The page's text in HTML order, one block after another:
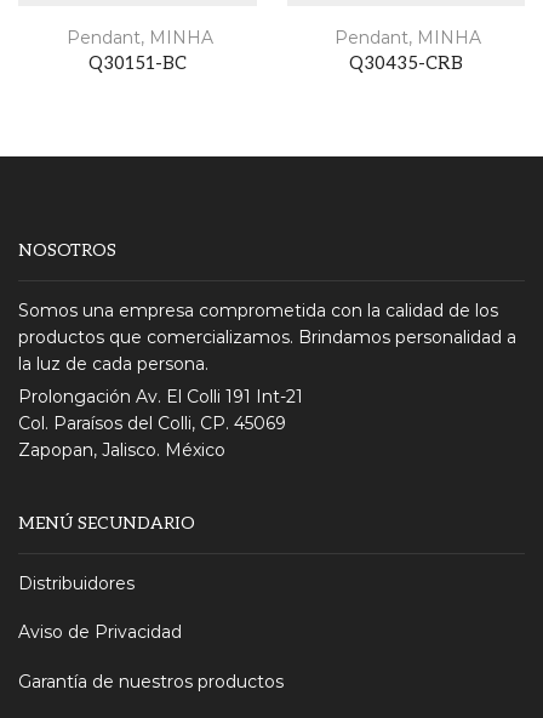
Pendant, MINHA
Q30151-BC
Pendant, MINHA
Q30435-CRB
NOSOTROS
Somos una empresa comprometida con la calidad de los
productos que comercializamos. Brindamos personalidad a
la luz de cada persona.
Prolongación Av. El Colli 191 Int-21
Col. Paraísos del Colli, CP. 45069
Zapopan, Jalisco. México
MENÚ SECUNDARIO
Distribuidores
Aviso de Privacidad
Garantía de nuestros productos